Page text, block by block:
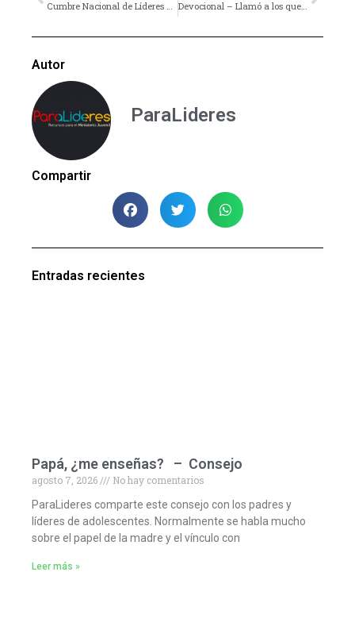
Devocional – Llamó a los que Él quiso
Autor
ParaLideres
Compartir
Entradas recientes
Papá, ¿me enseñas? – Consejo
agosto 7, 2026
No hay comentarios
ParaLideres comparte este consejo con los padres y
líderes de adolescentes. Normalmente se habla mucho
sobre el papel de la madre y el vínculo con
Leer más »